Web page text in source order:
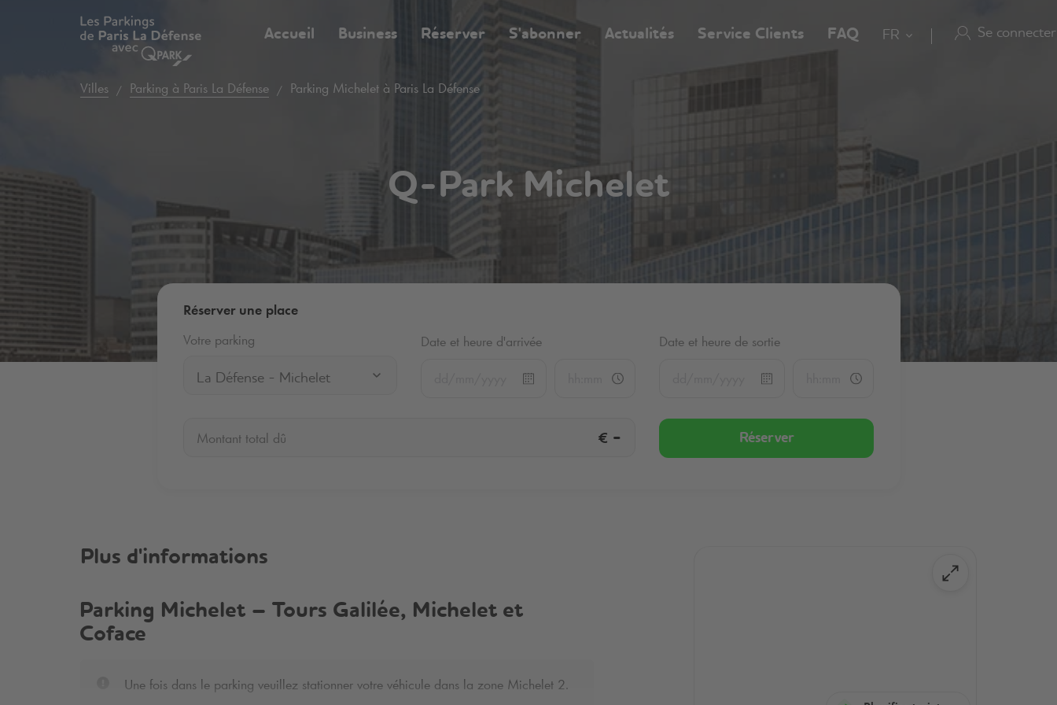
Accueil Business Réserver S'abonner Actualités Service Clients FAQ FR Se connecter
Villes Parking à Paris La Défense Parking Michelet à Paris La Défense
Q-Park Michelet
Réserver une place
Votre parking
La Défense - Michelet
Date et heure d'arrivée Date et heure de sortie
Montant total dû € - Réserver
Plus d'informations
Parking Michelet – Tours Galilée, Michelet et
Coface
Une fois dans le parking veuillez stationner votre véhicule dans la zone Michelet 2.